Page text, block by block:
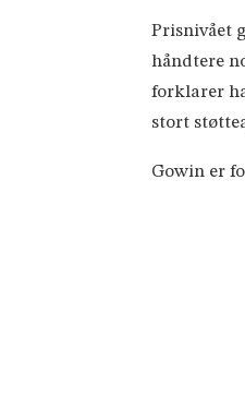
Prisnivået
håndtere
forklarer
stort
Gowin er